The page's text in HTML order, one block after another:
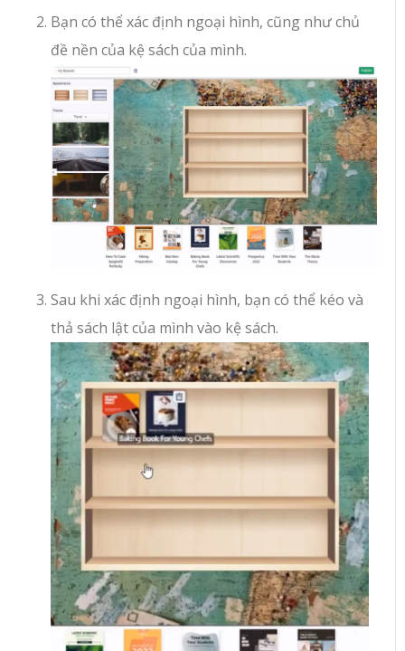
Bạn có thể xác định ngoại hình, cũng như chủ
đề nền của kệ sách của mình.
Sau khi xác định ngoại hình, bạn có thể kéo và
thả sách lật của mình vào kệ sách.